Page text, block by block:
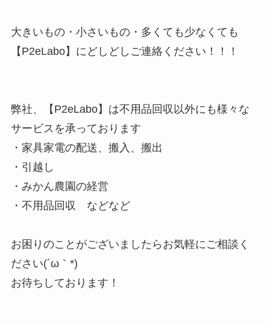
大きいもの・小さいもの・多くても少なくても
【P2eLabo】にどしどしご連絡ください！！！
弊社、【P2eLabo】は不用品回収以外にも様々な
サービスを承っております
・家具家電の配送、搬入、搬出
・引越し
・みかん農園の経営
・不用品回収 などなど
お困りのことがございましたらお気軽にご相談く
ださい(´ω｀*)
お待ちしております！